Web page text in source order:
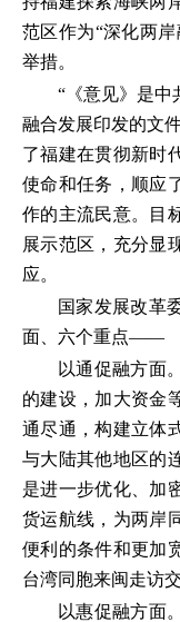
范区作为“深化两
举措。
“《意见》是中
融合发展印发的文
了福建在贯彻新时
使命和任务，顺应
作的主流民意。目
展示范区，充分显
应。
国家发展改革
面、六个重点——
以通促融方面
的建设，加大资金
通尽通，构建立体
与大陆其他地区的
是进一步优化、加
货运航线，为两岸
便利的条件和更加
台湾同胞来闽走访
以惠促融方面